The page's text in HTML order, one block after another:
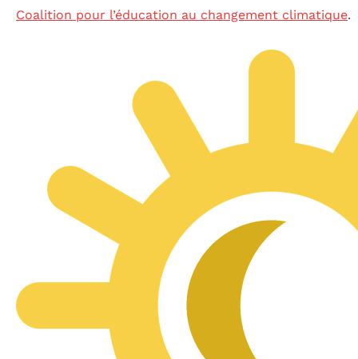
Coalition pour l’éducation au changement climatique.